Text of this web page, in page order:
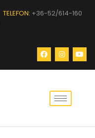
TELEFON: +36-52/614-160